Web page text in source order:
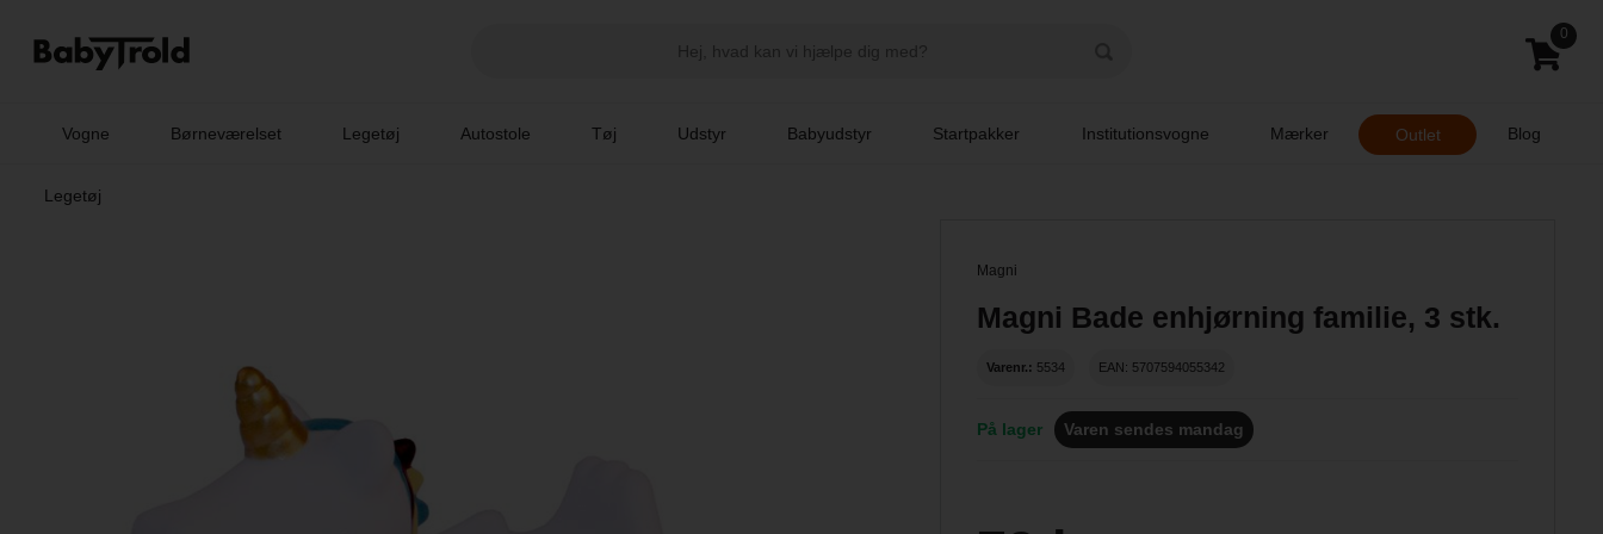
0
Vogne Børneværelset Legetøj Autostole Tøj Udstyr Babyudstyr Startpakker Institutionsvogne Mærker Outlet Blog
Legetøj
Magni
Magni Bade enhjørning familie, 3 stk.
Varenr.: 5534 EAN: 5707594055342
På lager Varen sendes mandag